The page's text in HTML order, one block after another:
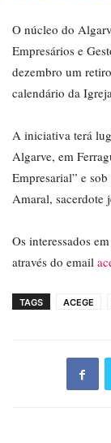
O núcleo do
Empresários e
dezembro um
calendário da
A iniciativa terá
Algarve, em
Empresarial” e
Amaral, sacerdote
Os interessados
através do email
TAGS ACEGE